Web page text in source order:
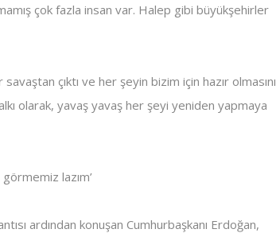
çok fazla insan var. Halep gibi büyükşehirler
savaştan çıktı ve her şeyin bizim için hazır olmasını
olarak, yavaş yavaş her şeyi yeniden yapmaya
lazım’
ardından konuşan Cumhurbaşkanı Erdoğan,